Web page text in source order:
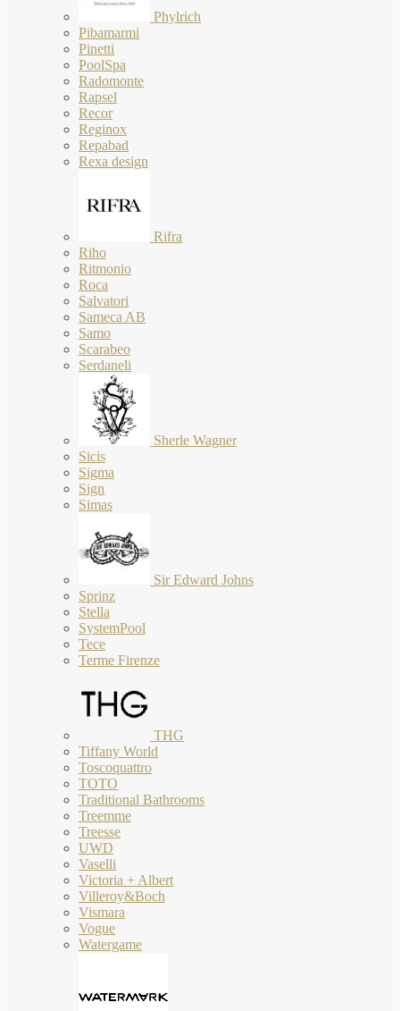
Phylrich
Pibamarmi
Pinetti
PoolSpa
Radomonte
Rapsel
Recor
Reginox
Repabad
Rexa design
Rifra
Riho
Ritmonio
Roca
Salvatori
Sameca AB
Samo
Scarabeo
Serdaneli
Sherle Wagner
Sicis
Sigma
Sign
Simas
Sir Edward Johns
Sprinz
Stella
SystemPool
Tece
Terme Firenze
THG
Tiffany World
Toscoquattro
TOTO
Traditional Bathrooms
Treemme
Treesse
UWD
Vaselli
Victoria + Albert
Villeroy&Boch
Vismara
Vogue
Watergame